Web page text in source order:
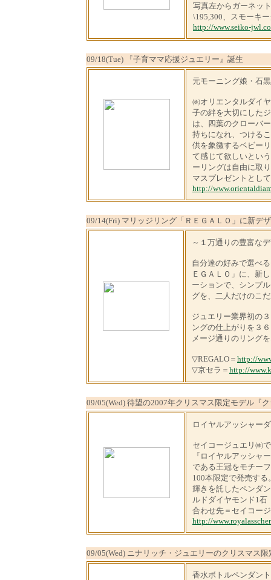
写真左からガーネッ
\195,300、スモーキ
http://www.seiko-
09/18(Tue) 『子育ママ応援ジュエリー』誕生
元モーニング娘・石
㈱オリエンタルダイ
子の絆を大切にした
は、四葉のクローバ
持ちになれ、つける
供を象徴するベビー
て感じて欲しいとい
ーリングは自由に取
マスプレゼントとし
http://
09/14(Fri) マリッジリング「ＲＥＧＡＬＯ」に新デ
～１万通りの豊富な
自分達の好みで選べ
ＥＧＡＬＯ」に、新
ーションで、シンプ
グを、二人だけのこ
ジュエリー業界初の
ングの仕上がりを３
メージ通りのリング
▽REGALO＝ http://
▽京セラ＝ http://
09/05(Wed) 待望の2007年クリスマス限定モデル『
ロイヤルアッシャー
セイコージュエリ㈱
『ロイヤルアッシャ
である王冠をモチー
100本限定で発売す
輝きを託したペンダ
ルドダイヤモンド1石
合わせ先＝セイコー
http://
09/05(Wed) ニナリッチ・ジュエリーのクリスマス
香水ボトルペンダン